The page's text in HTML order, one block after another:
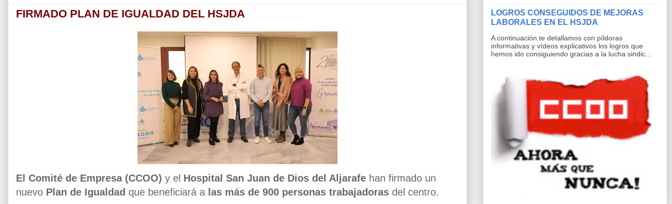
FIRMADO PLAN DE IGUALDAD DEL HSJDA
El Comité de Empresa (CCOO) y el Hospital San Juan de Dios del Aljarafe han firmado un
nuevo Plan de Igualdad que beneficiará a las más de 900 personas trabajadoras del centro.
LOGROS CONSEGUIDOS DE MEJORAS
LABORALES EN EL HSJDA
A continuación te detallamos con píldoras
informativas y vídeos explicativos los logros que
hemos ido consiguiendo gracias a la lucha sindic...